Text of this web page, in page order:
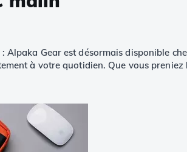
Gear est désormais disponible
à votre quotidien. Que vous